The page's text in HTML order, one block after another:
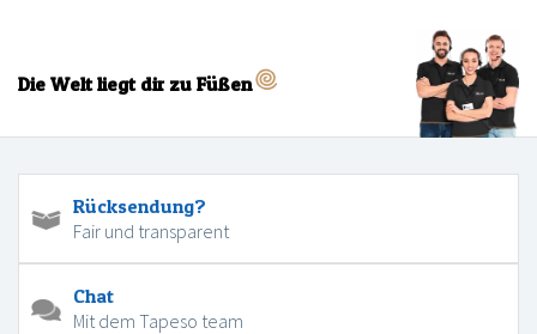
Die Welt liegt dir zu Füßen
Rücksendung?
Fair und transparent
Chat
Mit dem Tapeso team